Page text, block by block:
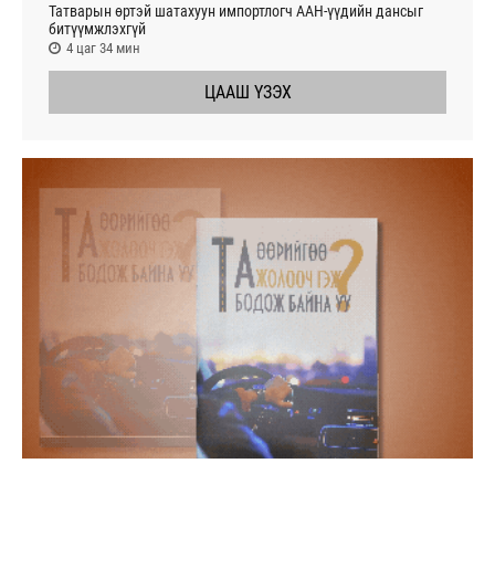
Татварын өртэй шатахуун импортлогч ААН-үүдийн дансыг
битүүмжлэхгүй
4 цаг 34 мин
ЦААШ ҮЗЭХ